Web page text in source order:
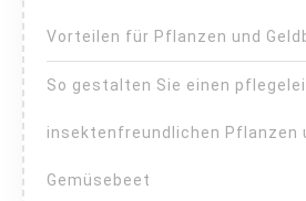
Vorteilen für Pflanzen und
So gestalten Sie einen
insektenfreundlichen Pflanzen
Gemüsebeet